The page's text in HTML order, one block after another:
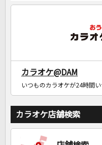
カラオケ@DAM
いつものカラオケが24時間
カラオケ店舗検索